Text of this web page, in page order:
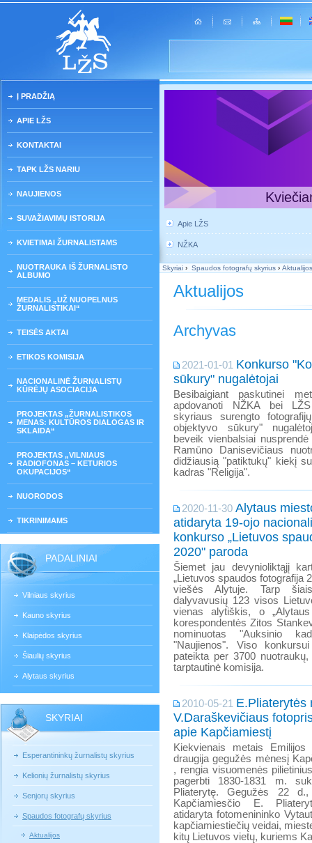
Į PRADŽIĄ
APIE LŽS
KONTAKTAI
TAPK LŽS NARIU
NAUJIENOS
SUVAŽIAVIMŲ ISTORIJA
KVIETIMAI ŽURNALISTAMS
NUOTRAUKA IŠ ŽURNALISTO
ALBUMO
MEDALIS „UŽ NUOPELNUS
ŽURNALISTIKAI“
TEISĖS AKTAI
ETIKOS KOMISIJA
NACIONALINĖ ŽURNALISTŲ
KŪRĖJŲ ASOCIACIJA
PROJEKTAS „ŽURNALISTIKOS
MENAS: KULTŪROS DIALOGAS IR
SKLAIDA“
PROJEKTAS „VILNIAUS
RADIOFONAS – KETURIOS
OKUPACIJOS“
NUORODOS
TIKRINIMAMS
PADALINIAI
Vilniaus skyrius
Kauno skyrius
Klaipėdos skyrius
Šiaulių skyrius
Alytaus skyrius
SKYRIAI
Esperantininkų žurnalistų skyrius
Kelionių žurnalistų skyrius
Senjorų skyrius
Spaudos fotografų skyrius
Aktualijos
Apie LŽS
NŽKA
Skyriai › Spaudos fotografų skyrius › Aktualijos
Aktualijos
Archyvas
2021-01-01 Konkurso
sūkury" nugalėtojai
Besibaigiant paskutinei
apdovanoti NŽKA bei
skyriaus surengto
objektyvo sūkury"
beveik vienbalsiai
Ramūno Danisevičiaus
didžiausią "patiktukų" kiekį
kadras "Religija".
2020-11-30 Alytaus
atidaryta 19-ojo
konkurso „Lietuvos
2020" paroda
Šiemet jau devynioliktąjį
„Lietuvos spaudos fotografija
viešės Alytuje. Tarp
dalyvavusių 123 visos
vienas alytiškis, o
korespondentės Zitos
nominuotas "Auksinio
"Naujienos". Viso
pateikta per 3700
tarptautinė komisija.
2010-05-21 E.Pliaterytės
V.Daraškevičiaus
apie Kapčiamiestį
Kiekvienais metais Emilijos
draugija gegužės mėnesį
, rengia visuomenės
pagerbti 1830-1831 m.
Pliaterytę. Gegužės 22
Kapčiamiesčio E.
atidaryta fotomenininko
kapčiamiestiečių veidai,
kitų Lietuvos vietų, kuriems